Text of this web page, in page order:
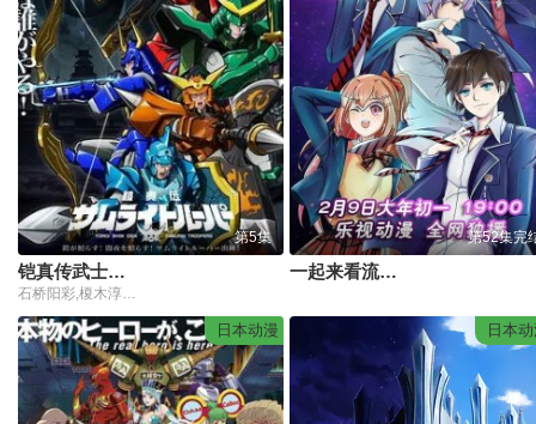
第5集
铠真传武士骑兵第二季
石桥阳彩,榎木淳弥,村濑步
第52集完
一起来看流星雨2016
日本动漫 日本